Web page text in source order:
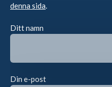
denna sida
Ditt namn
Din e-post